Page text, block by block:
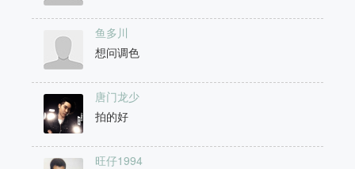
鱼多川
想问调色
唐门龙少
拍的好
旺仔1994